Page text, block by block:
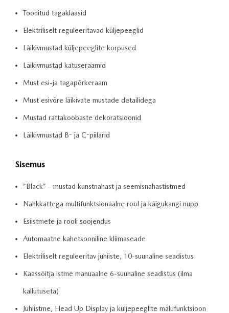
Toonitud tagaklaasid
Elektriliselt reguleeritavad küljepeeglid
Läikivmustad küljepeeglite korpused
Läikivmustad katuseraamid
Must esi-ja tagapõrkeraam
Must esivõre läikivate mustade detailidega
Mustad rattakoobaste dekoratsioonid
Läikivmustad B- ja C-piilarid
Sisemus
”Black” – mustad kunstnahast ja seemisnahastistmed
Nahkkattega multifunktsionaalne rool ja käigukangi nupp
Esiistmete ja rooli soojendus
Automaatne kahetsooniline kliimaseade
Elektriliselt reguleeritav juhiiste, 10-suunaline seadistus
Kaassõitja istme manuaalne 6-suunaline seadistus (ilma
kallutuseta)
Juhiistme, Head Up Display ja küljepeeglite mälufunktsioon